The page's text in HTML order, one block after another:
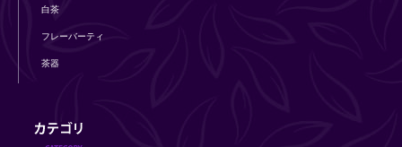
白茶
フレーバーティ
茶器